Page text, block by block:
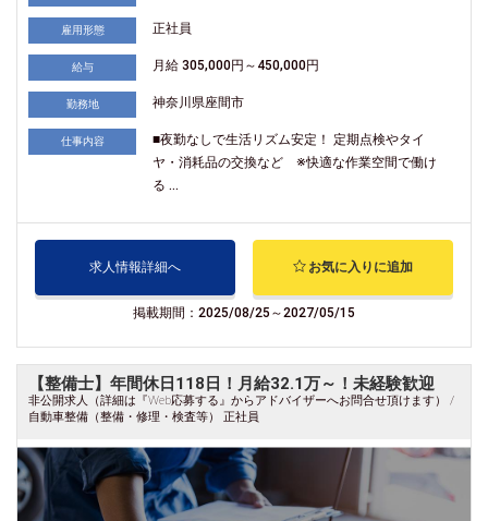
雇用形態 正社員
給与 月給 305,000円～450,000円
勤務地 神奈川県座間市
仕事内容
■夜勤なしで生活リズム安定！ 定期点検やタイ
ヤ・消耗品の交換など ※快適な作業空間で働け
る ...
求人情報詳細へ お気に入りに追加
掲載期間：2025/08/25～2027/05/15
【整備士】年間休日118日！月給32.1万～！未経験歓迎
非公開求人（詳細は『Web応募する』からアドバイザーへお問合せ頂けます） /
自動車整備（整備・修理・検査等） 正社員